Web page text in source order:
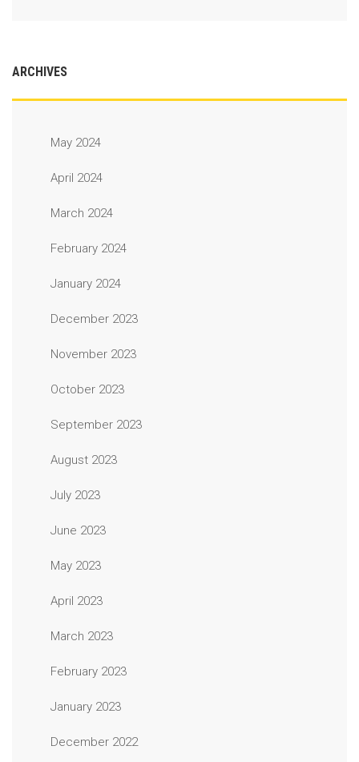
ARCHIVES
May 2024
April 2024
March 2024
February 2024
January 2024
December 2023
November 2023
October 2023
September 2023
August 2023
July 2023
June 2023
May 2023
April 2023
March 2023
February 2023
January 2023
December 2022